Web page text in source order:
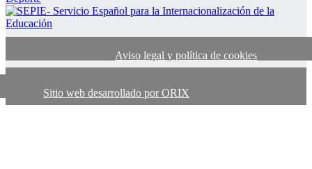
Aviso legal y política de cookies
Sitio web desarrollado por ORIX